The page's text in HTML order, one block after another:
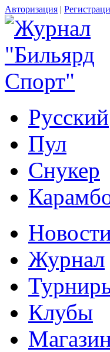
Авторизация |
Русский
Пул
Снукер
Журнал
Клубы